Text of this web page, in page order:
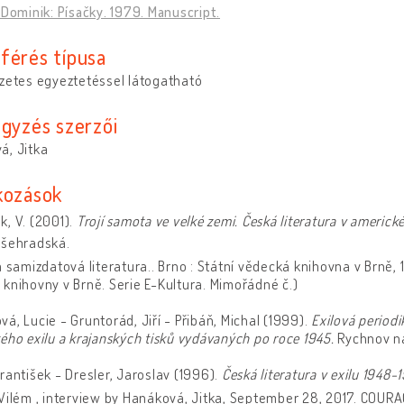
Písačky. 1979. Manuscript.
típusa
egyeztetéssel látogatható
szerzői
Jitka
V. (2001). Trojí samota ve velké zemi. Česká literatura v
samizdatová literatura.. Brno : Státní vědecká knihovna v
v Brně. Serie E-Kultura. Mimořádné č.)
Lucie - Gruntorád, Jiří - Přibáň, Michal (1999). Exilová
exilu a krajanských tisků vydávaných po roce 1945. Rychnov
- Dresler, Jaroslav (1996). Česká literatura v exilu 1948-
, interview by Hanáková, Jitka, September 28, 2017.